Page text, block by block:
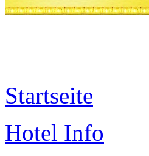
Startseite
Hotel Info